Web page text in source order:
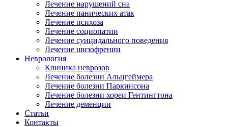
Лечение нарушений сна
Лечение панических атак
Лечение психоза
Лечение социопатии
Лечение суицидального поведения
Лечение шизофрении
Неврология
Клиника неврозов
Лечение болезни Альцгеймера
Лечение болезни Паркинсона
Лечение болезни хореи Гентингтона
Лечение деменции
Статьи
Контакты